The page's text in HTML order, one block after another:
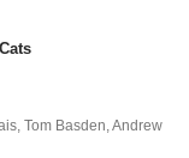
,Tom Basden,Andrew